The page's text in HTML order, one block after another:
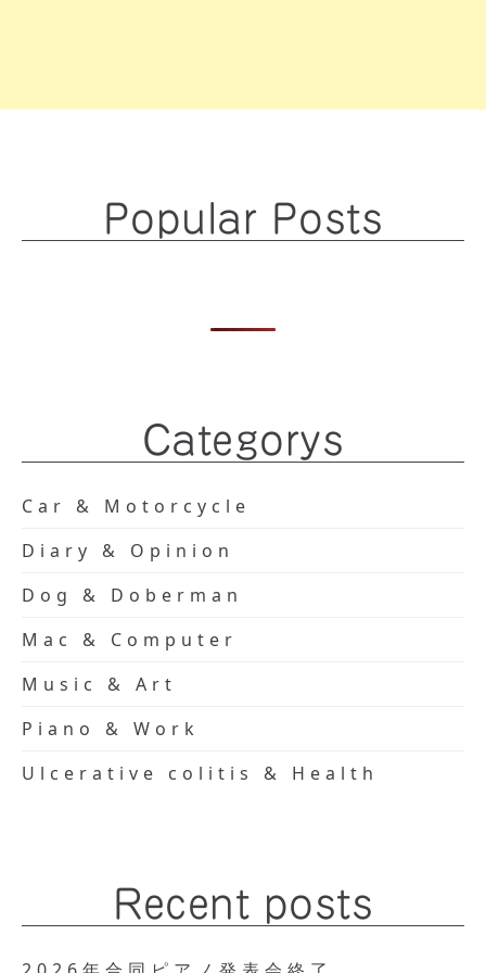
Popular Posts
Categorys
Car & Motorcycle
Diary & Opinion
Dog & Doberman
Mac & Computer
Music & Art
Piano & Work
Ulcerative colitis & Health
Recent posts